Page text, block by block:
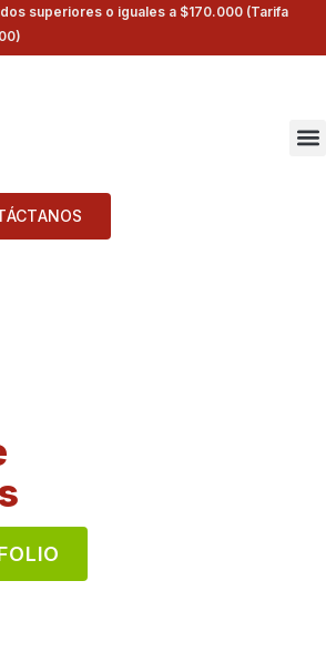
superiores o iguales a $170.000 (Tarifa